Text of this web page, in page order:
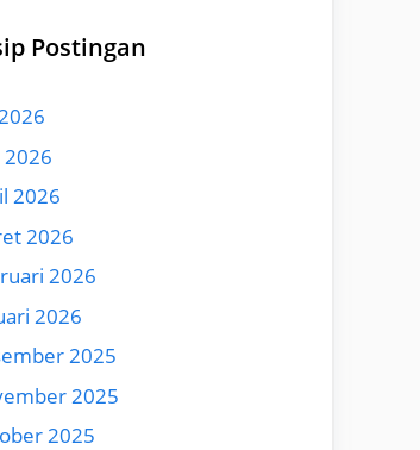
Postingan
2026
2026
2026
2026
2026
2025
2025
2025